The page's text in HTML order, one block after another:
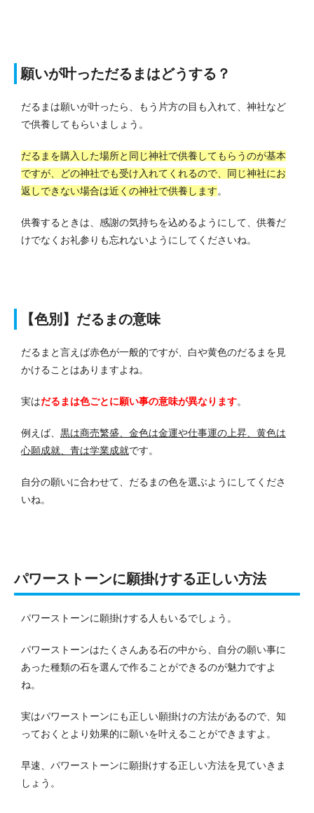
願いが叶っただるまはどうする？
だるまは願いが叶ったら、もう片方の目も入れて、神社など
で供養してもらいましょう。
だるまを購入した場所と同じ神社で供養してもらうのが基本
ですが、どの神社でも受け入れてくれるので、同じ神社にお
返しできない場合は近くの神社で供養します。
供養するときは、感謝の気持ちを込めるようにして、供養だ
けでなくお礼参りも忘れないようにしてくださいね。
【色別】だるまの意味
だるまと言えば赤色が一般的ですが、白や黄色のだるまを見
かけることはありますよね。
実はだるまは色ごとに願い事の意味が異なります。
例えば、 黒は商売繁盛、金色は金運や仕事運の上昇、黄色は
心願成就、青は学業成就です。
自分の願いに合わせて、だるまの色を選ぶようにしてくださ
いね。
パワーストーンに願掛けする正しい方法
パワーストーンに願掛けする人もいるでしょう。
パワーストーンはたくさんある石の中から、自分の願い事に
あった種類の石を選んで作ることができるのが魅力ですよ
ね。
実はパワーストーンにも正しい願掛けの方法があるので、知
っておくとより効果的に願いを叶えることができますよ。
早速、パワーストーンに願掛けする正しい方法を見ていきま
しょう。